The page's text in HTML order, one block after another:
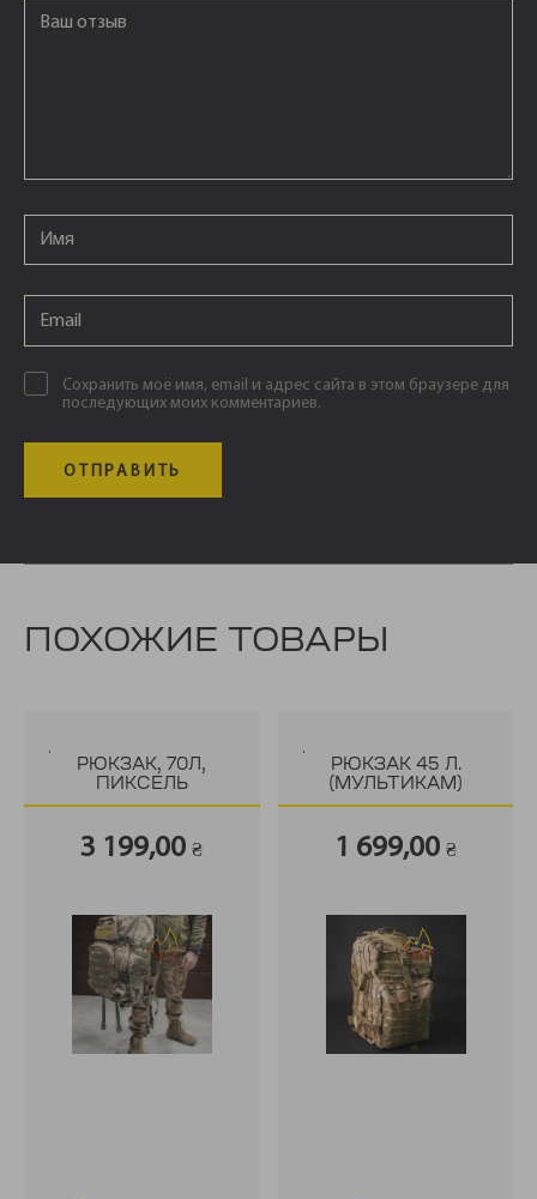
Email*
Сохранить моё имя, email и адрес сайта в этом браузере для
последующих моих комментариев.
ПОХОЖИЕ ТОВАРЫ
.
РЮКЗАК, 70Л,
ПИКСЕЛЬ
3 199,00₴
.
РЮКЗАК 45 Л.
(МУЛЬТИКАМ)
1 699,00 ₴